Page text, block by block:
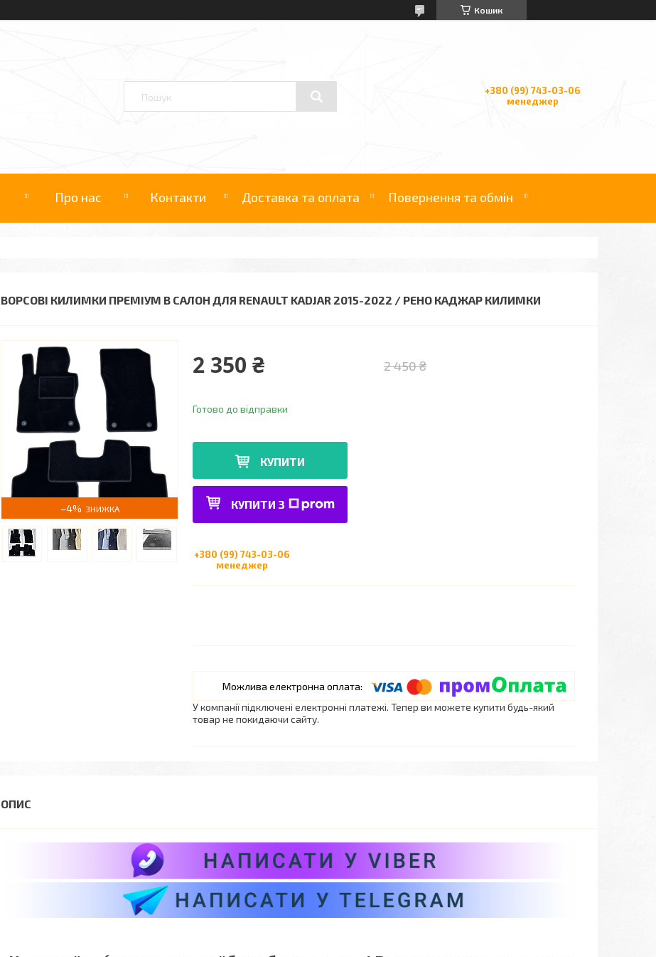
Кошик
+380 (99) 743-03-06
менеджер
Про нас Контакти Доставка та оплата Повернення та обмін
ВОРСОВІ КИЛИМКИ ПРЕМІУМ В САЛОН ДЛЯ RENAULT KADJAR 2015-2022 / РЕНО КАДЖАР КИЛИМКИ
–4%
2 450 ₴
2 350 ₴
Готово до відправки
КУПИТИ
КУПИТИ З
+380 (99) 743-03-06
менеджер
У компанії підключені електронні платежі. Тепер ви можете купити будь-який
товар не покидаючи сайту.